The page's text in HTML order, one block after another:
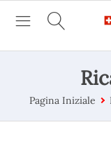
Pagina Iniziale